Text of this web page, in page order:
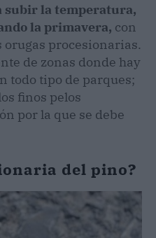
subir la temperatura,
la primavera, con
procesionarias.
de zonas donde hay
todo tipo de parques;
finos pelos
por la que se debe
raya.
del pino?